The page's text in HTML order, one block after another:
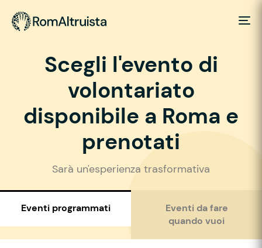
Scegli l'evento di
volontariato
disponibile a Roma e
prenotati
Sarà un'esperienza trasformativa
Eventi programmati
Eventi da fare
quando vuoi